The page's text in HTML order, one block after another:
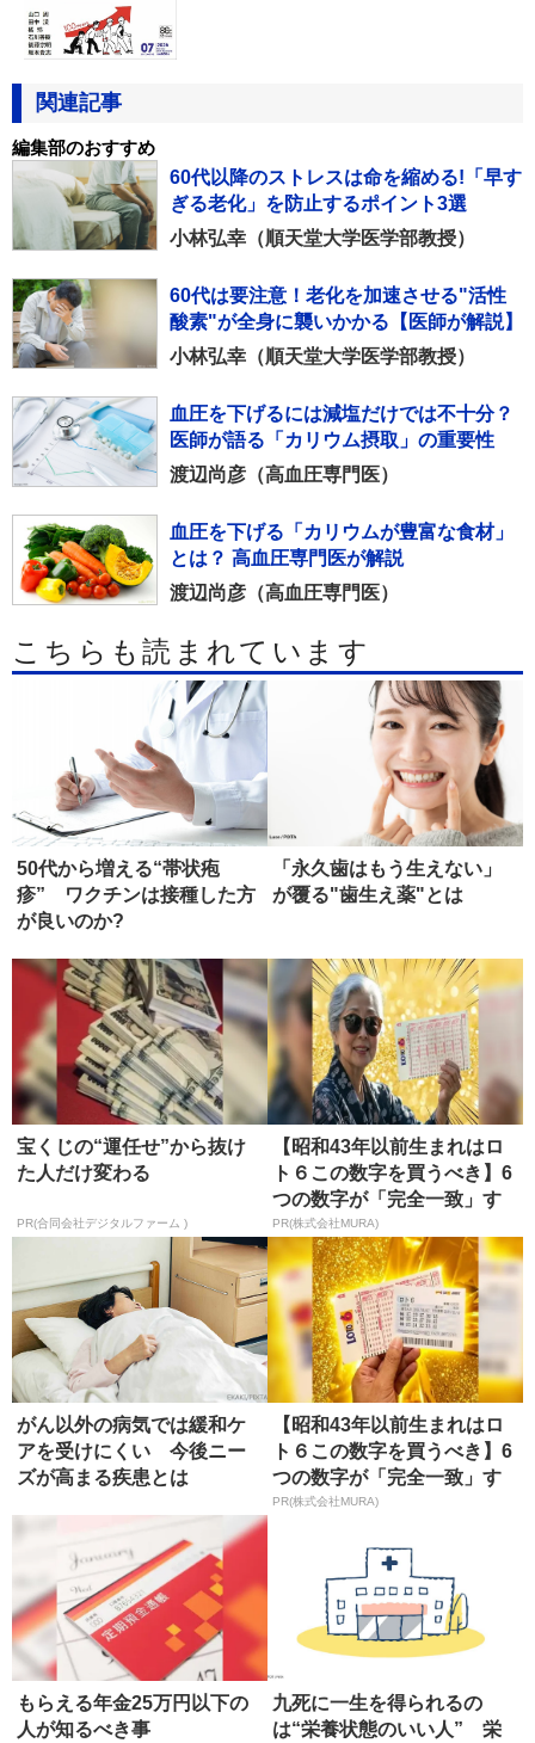
関連記事
編集部のおすすめ
60代以降のストレスは命を縮める!「早す
ぎる老化」を防止するポイント3選
小林弘幸（順天堂大学医学部教授）
60代は要注意！老化を加速させる"活性
酸素"が全身に襲いかかる【医師が解説】
小林弘幸（順天堂大学医学部教授）
血圧を下げるには減塩だけでは不十分？
医師が語る「カリウム摂取」の重要性
渡辺尚彦（高血圧専門医）
血圧を下げる「カリウムが豊富な食材」
とは？ 高血圧専門医が解説
渡辺尚彦（高血圧専門医）
こちらも読まれています
50代から増える“帯状疱
疹” ワクチンは接種した方
が良いのか?
「永久歯はもう生えない」
が覆る"歯生え薬"とは
宝くじの“運任せ”から抜け
た人だけ変わる
PR(合同会社デジタルファーム )
【昭和43年以前生まれはロ
ト６この数字を買うべき】6
つの数字が「完全一致」す
る方...
PR(株式会社MURA)
がん以外の病気では緩和ケ
アを受けにくい 今後ニー
ズが高まる疾患とは
【昭和43年以前生まれはロ
ト６この数字を買うべき】6
つの数字が「完全一致」す
る方...
PR(株式会社MURA)
もらえる年金25万円以下の
人が知るべき事
九死に一生を得られるの
は“栄養状態のいい人” 栄